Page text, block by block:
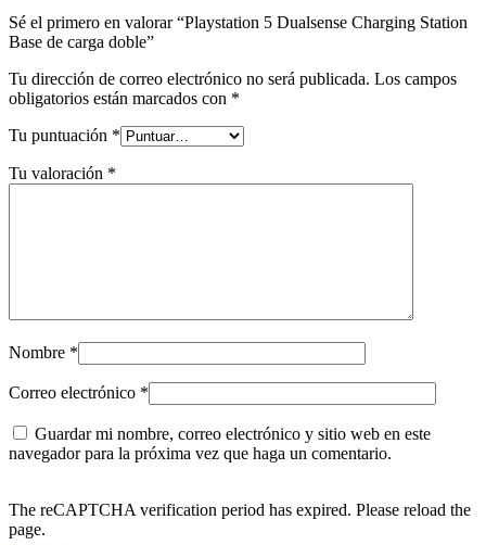
Sé el primero en valorar “Playstation 5 Dualsense Charging Station
Base de carga doble”
Tu dirección de correo electrónico no será publicada. Los campos
obligatorios están marcados con *
Tu puntuación *
Tu valoración *
Nombre *
Correo electrónico *
Guardar mi nombre, correo electrónico y sitio web en este
navegador para la próxima vez que haga un comentario.
The reCAPTCHA verification period has expired. Please reload the
page.